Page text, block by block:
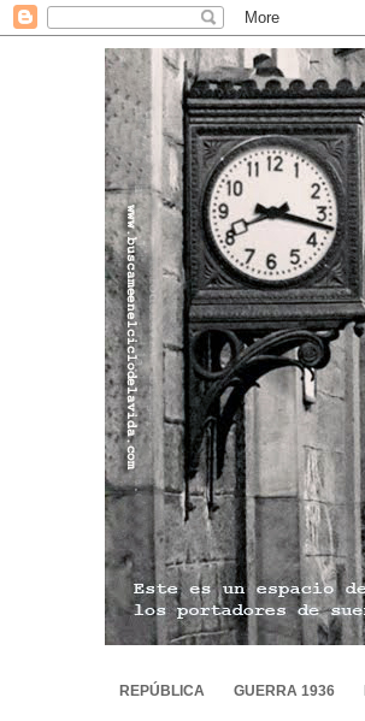
REPÚBLICA GUERRA 1936